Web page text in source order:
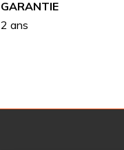
GARANTIE
2 ans